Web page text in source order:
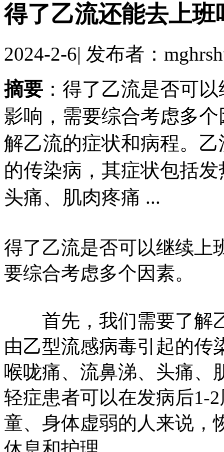
得了乙流还能去上班
2024-2-6| 发布者：
摘要 ：得了乙流是否可
影响，需要综合考虑多
解乙流的症状和病程。
的传染病，其症状包括
头痛、肌肉疼痛 ...
得了乙流是否可以继续上
要综合考虑多个因素。
首先，我们需要了解
由乙型流感病毒引起的传
喉咙痛、流鼻涕、头痛、
轻症患者可以在发病后1-
童、身体虚弱的人来说，